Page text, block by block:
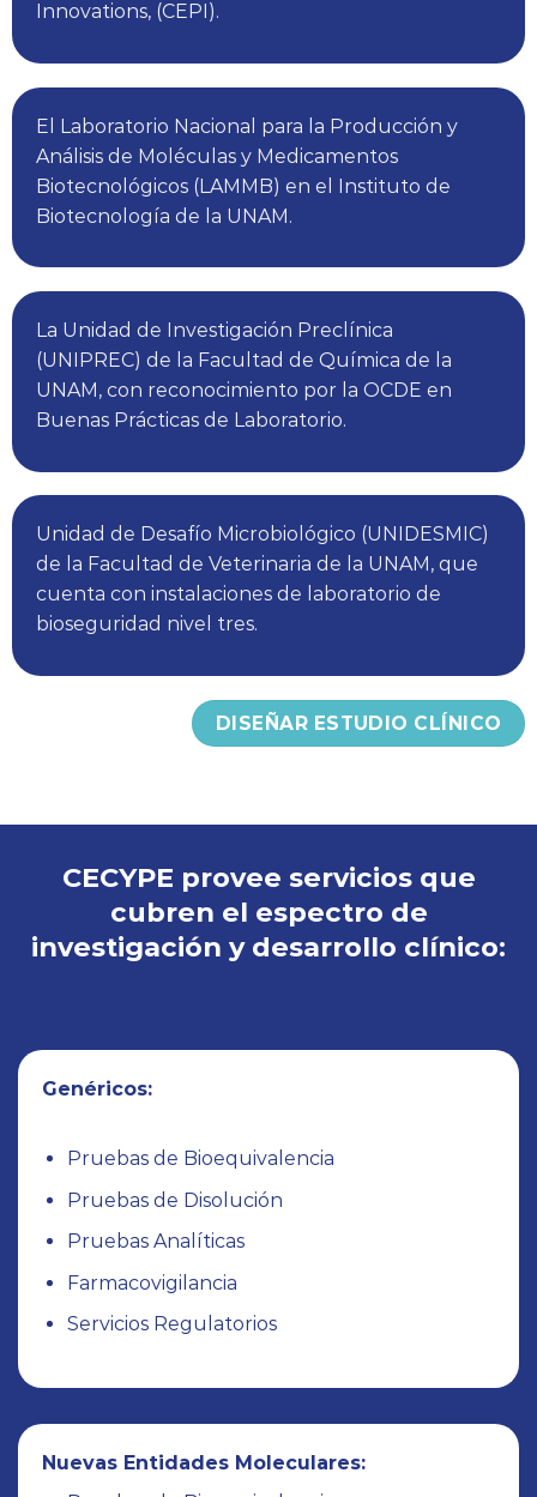
FScientia en San Luis Potosí,
En el extranjero
Complementado con nuestra capacidad para
establecer vinculaciones con centros de
investigación o instituciones a nivel público (IMSS,
Fundación IMSS, CIATEJ, UNAM) y privado (FUCAM,
capacidad de ejecución de estudios clínicos.
reconocimiento mundial al formar parte del
Coalition For Epidemic Preparedness
Innovations, (CEPI).
Análisis de Moléculas y Medicamentos
Biotecnológicos (LAMMB) en el Instituto de
La Unidad de Investigación Preclínica
(UNIPREC) de la Facultad de Química de la
UNAM, con reconocimiento por la OCDE en
Buenas Prácticas de Laboratorio.
bioseguridad nivel tres.
CECYPE provee servicios que
cubren el espectro de
investigación y desarrollo clínico: